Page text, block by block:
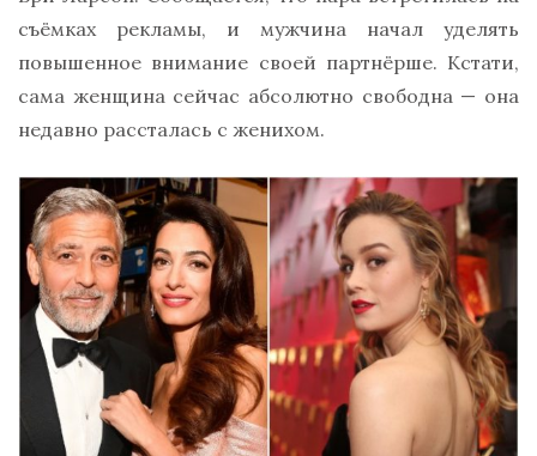
съёмках рекламы, и мужчина начал уделять
повышенное внимание своей партнёрше. Кстати,
сама женщина сейчас абсолютно свободна — она
недавно рассталась с женихом.